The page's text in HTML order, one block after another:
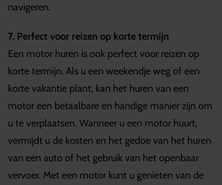
navigeren.
7. Perfect voor reizen op korte termijn
Een motor huren is ook perfect voor reizen op
korte termijn. Als u een weekendje weg of een
korte vakantie plant, kan het huren van een
motor een betaalbare en handige manier zijn om
u te verplaatsen. Wanneer u een motor huurt,
vermijdt u de kosten en het gedoe van het huren
van een auto of het gebruik van het openbaar
vervoer. Met een motor kunt u genieten van de